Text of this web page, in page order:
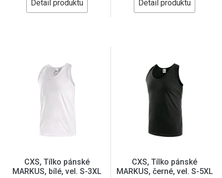
Detail produktu Detail produktu
CXS, Tílko pánské
MARKUS, bílé, vel. S-3XL
CXS, Tílko pánské
MARKUS, černé, vel. S-5XL